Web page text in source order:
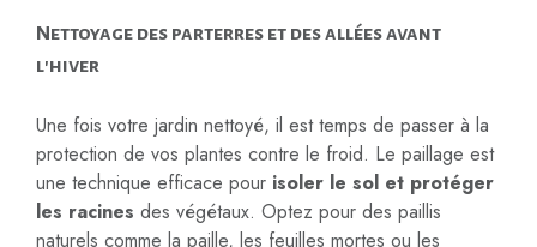
Nettoyage des parterres et des allées avant
l'hiver
Une fois votre jardin nettoyé, il est temps de passer à la
protection de vos plantes contre le froid. Le paillage est
une technique efficace pour isoler le sol et protéger
les racines des végétaux. Optez pour des paillis
naturels comme la paille, les feuilles mortes ou les